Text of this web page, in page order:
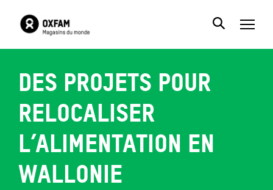
Des projets pour
relocaliser
l’alimentation en
Wallonie